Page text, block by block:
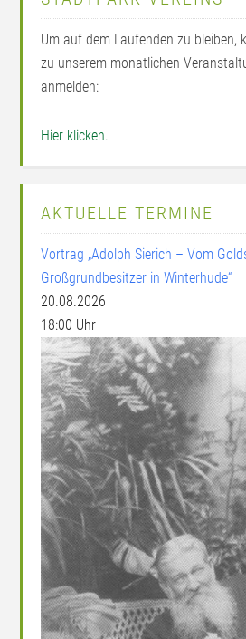
Um auf dem Laufenden zu bleiben,
zu unserem monatlichen
anmelden:
Hier klicken.
AKTUELLE TERMINE
Vortrag „Adolph Sierich – Vom
Großgrundbesitzer in Winterhude“
20.08.2026
18:00 Uhr